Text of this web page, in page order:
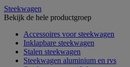
Steekwagen
Bekijk de hele productgroep
Accessoires voor steekwagen
Inklapbare steekwagen
Stalen steekwagen
Steekwagen aluminium en rvs